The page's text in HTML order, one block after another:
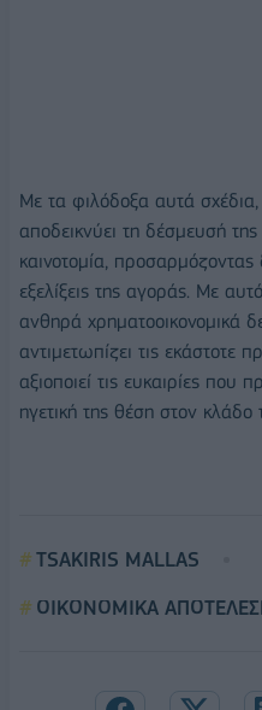
Με τα φιλόδοξα αυτά σχέδια,
αποδεικνύει τη δέσμευσή
καινοτομία, προσαρμόζοντας
εξελίξεις της αγοράς. Με
ανθηρά χρηματοοικονομικά
αντιμετωπίζει τις εκάστοτε
αξιοποιεί τις ευκαιρίες που
ηγετική της θέση στον κλάδο
TSAKIRIS MALLAS
ΟΙΚΟΝΟΜΙΚΑ